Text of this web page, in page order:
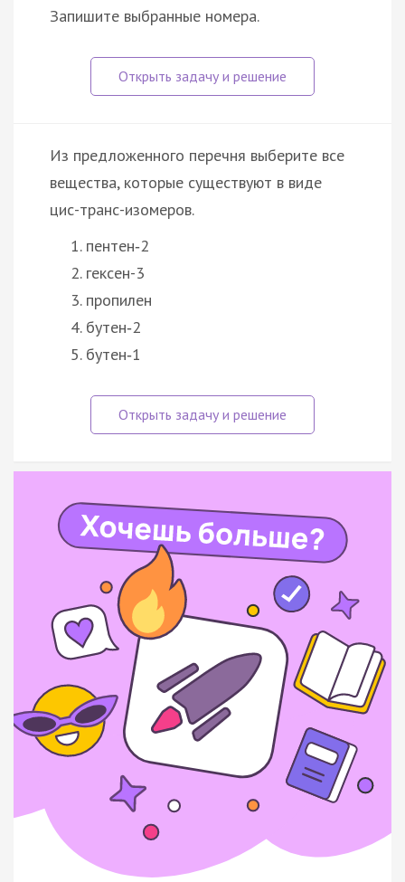
Запишите выбранные номера.
Из предложенного перечня выберите все
вещества, которые существуют в виде
цис-транс-изомеров.
пентен‑2
гексен-3
пропилен
бутен‑2
бутен‑1